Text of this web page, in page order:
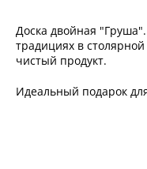
Доска двойная
традициях в столярной
чистый продукт.
Идеальный подарок